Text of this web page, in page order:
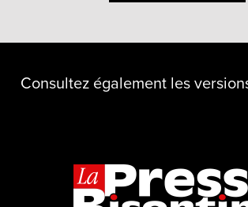
Consultez également les